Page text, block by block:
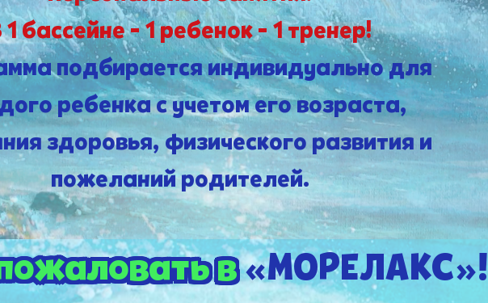
1 бассейне - 1 ребенок - 1 тренер!
подбирается индивидуально для
ребенка с учетом его возраста,
здоровья, физического развития и
пожеланий родителей.
в«МОРЕЛАКС»!